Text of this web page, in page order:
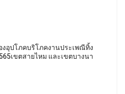
งอุปโภคบริโภคงานประเพณีทิ้ง
เขตสายไหม และเขตบางนา